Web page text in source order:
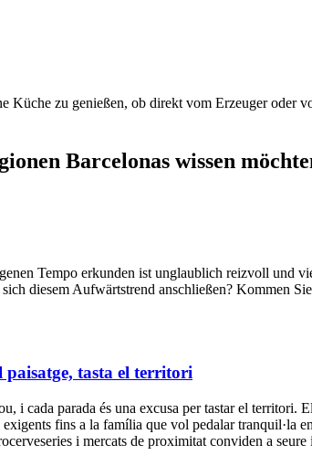
zu genießen, ob direkt vom Erzeuger oder
Barcelonas wissen
Tempo erkunden ist unglaublich reizvoll und
diesem Aufwärtstrend anschließen? Kommen
tasta el territori
i cada parada és una excusa per tastar el
fins a la família que vol pedalar tranquil·la
i mercats de proximitat conviden a